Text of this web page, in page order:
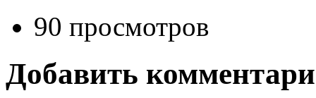
90 просмотров
Добавить